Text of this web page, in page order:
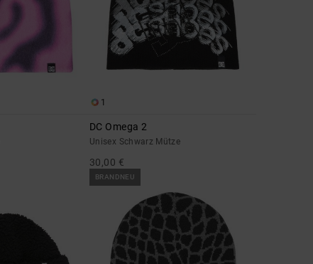
1
DC Omega 2
Unisex Schwarz Mütze
30,00 €
BRANDNEU